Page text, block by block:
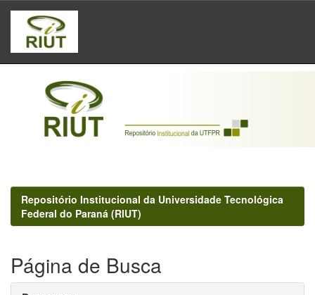
Skip
navigation
Repositório Institucional da Universidade Tecnológica
Federal do Paraná (RIUT)
Página de Busca